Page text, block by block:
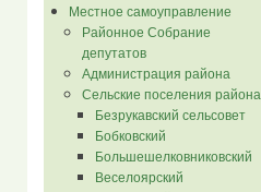
Местное самоуправление
Районное Собрание
депутатов
Администрация района
Сельские поселения района
Безрукавский сельсовет
Бобковский
Большешелковниковский
Веселоярский